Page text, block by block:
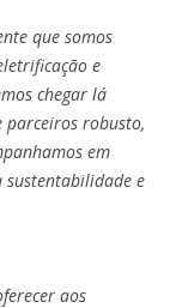
que somos
e
chegar lá
parceiros robusto,
em
sustentabilidade e
aos